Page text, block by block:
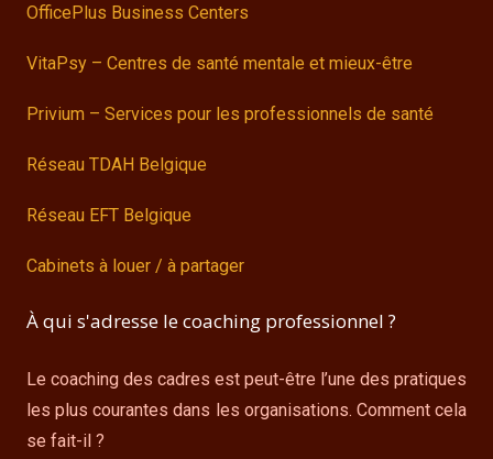
OfficePlus Business Centers
VitaPsy – Centres de santé mentale et mieux-être
Privium – Services pour les professionnels de santé
Réseau TDAH Belgique
Réseau EFT Belgique
Cabinets à louer / à partager
À qui s'adresse le coaching professionnel ?
Le coaching des cadres est peut-être l’une des pratiques
les plus courantes dans les organisations. Comment cela
se fait-il ?